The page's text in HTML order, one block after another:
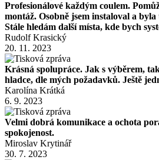
Profesionálové každým coulem.
montáž. Osobně jsem instaloval a
Stále hledám další místa, kde bych
Rudolf Krasický
20. 11. 2023
Krásná spolupráce. Jak s výběrem,
hladce, dle mých požadavků. Ještě
Karolína Krátká
6. 9. 2023
Velmi dobrá komunikace a ochota
spokojenost.
Miroslav Krytinář
30. 7. 2023